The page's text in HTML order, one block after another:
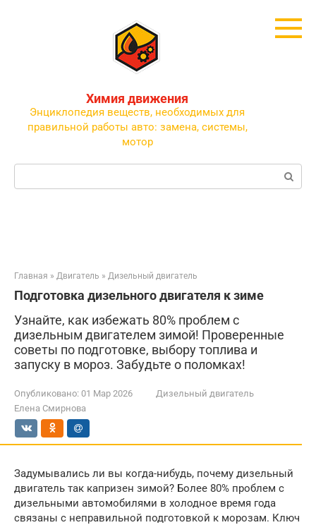
Химия движения
Энциклопедия веществ, необходимых для
правильной работы авто: замена, системы,
мотор
Поиск:
Главная » Двигатель » Дизельный двигатель
Подготовка дизельного двигателя к зиме
Узнайте, как избежать 80% проблем с
дизельным двигателем зимой! Проверенные
советы по подготовке, выбору топлива и
запуску в мороз. Забудьте о поломках!
Опубликовано: 01 Мар 2026
Дизельный двигатель
Елена Смирнова
Задумывались ли вы когда-нибудь, почему дизельный
двигатель так капризен зимой? Более 80% проблем с
дизельными автомобилями в холодное время года
связаны с неправильной подготовкой к морозам. Ключ